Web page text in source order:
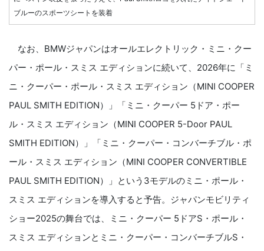
ブルーのスポーツシートを装着
なお、BMWジャパンはオールエレクトリック・ミニ・クー
パー・ポール・スミス エディションに続いて、2026年に「ミ
ニ・クーパー・ポール・スミス エディション（MINI COOPER
PAUL SMITH EDITION）」「ミニ・クーパー 5ドア・ポー
ル・スミス エディション（MINI COOPER 5-Door PAUL
SMITH EDITION）」「ミニ・クーパー・コンバーチブル・ポ
ール・スミス エディション（MINI COOPER CONVERTIBLE
PAUL SMITH EDITION）」という3モデルのミニ・ポール・
スミス エディションを導入すると予告。ジャパンモビリティ
ショー2025の舞台では、ミニ・クーパー 5ドアS・ポール・
スミス エディションとミニ・クーパー・コンバーチブルS・